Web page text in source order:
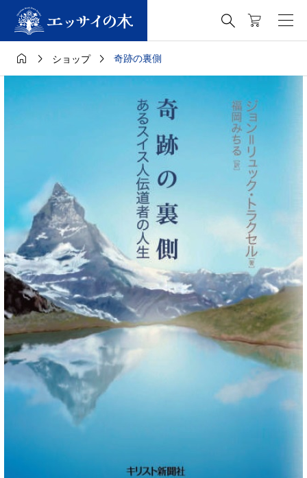

  ショップ  奇跡の裏側